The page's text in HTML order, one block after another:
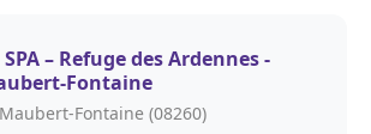
SPA – Refuge des Ardennes -
Fontaine
Maubert-Fontaine (08260)